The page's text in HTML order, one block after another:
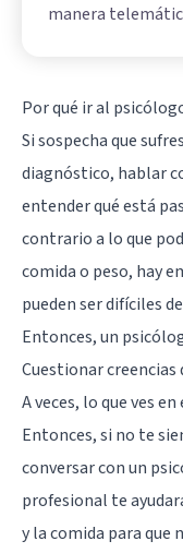
manera
Por qué ir al
Si sospecha que
diagnóstico, hablar
entender qué está
contrario a lo que
comida o peso, hay
pueden ser difíciles
Entonces, un
Cuestionar
A veces, lo que ves
Entonces, si no te
conversar con un
profesional te
y la comida para que